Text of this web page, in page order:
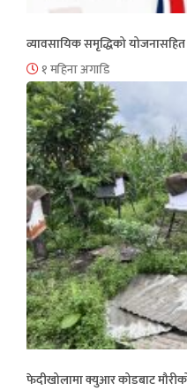
व्यावसायिक समृद्धिको
१ महिना अगाडि
फेदीखोलामा क्युआर कोडबाट